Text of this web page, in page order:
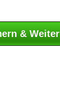
& Weiter